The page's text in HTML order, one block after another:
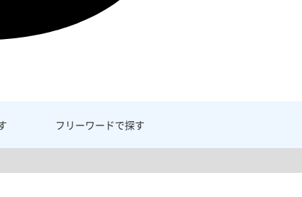
フリーワードで探す